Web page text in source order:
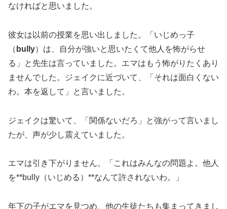
なければと思いました。
彼女は以前の授業を思い出しました。「いじめっ子
（ bully）は、自分が強いと思いたくて他人を怖がらせ
る」と先生は言っていました。エマはもう怖がりたくあり
ませんでした。ジェイクに近づいて、「それは面白くない
わ。本を返して」と言いました。
ジェイクは驚いて、「関係ないだろ」と強がって言いまし
たが、声が少し震えていました。
エマは引き下がりません。「これはみんなの問題よ。他人
を**bully（いじめる）**なんて許されないわ。」
年下の子がエマを見つめ、他の生徒たちも集まってきまし